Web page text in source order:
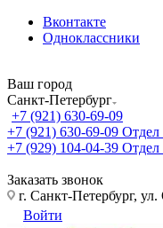
Вконтакте
Одноклассники
Ваш город
Санкт-Петербург
+7 (921) 630-69-09
+7 (921) 630-69-09 Отдел
+7 (929) 104-04-39 Отдел
Заказать звонок
г. Санкт-Петербург,
Войти